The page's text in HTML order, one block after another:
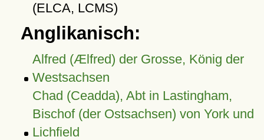
(ELCA, LCMS)
Anglikanisch:
Alfred (Ælfred) der Grosse, König der
Westsachsen
Chad (Ceadda), Abt in Lastingham,
Bischof (der Ostsachsen) von York und
Lichfield